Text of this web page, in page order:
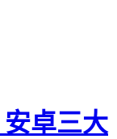
卓三大